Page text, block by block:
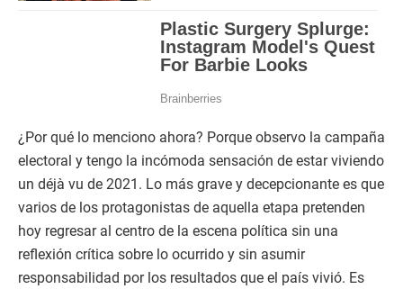
¿Por qué lo menciono ahora? Porque observo la campaña
electoral y tengo la incómoda sensación de estar viviendo
un déjà vu de 2021. Lo más grave y decepcionante es que
varios de los protagonistas de aquella etapa pretenden
hoy regresar al centro de la escena política sin una
reflexión crítica sobre lo ocurrido y sin asumir
responsabilidad por los resultados que el país vivió. Es